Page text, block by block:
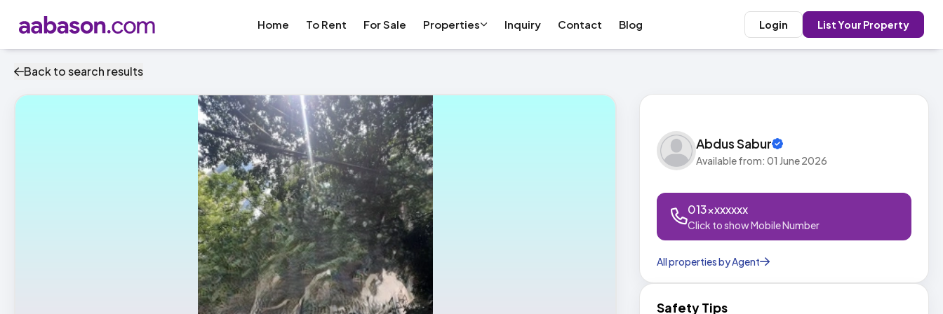
Home To Rent For Sale Properties Inquiry Contact Blog Login List Your Property
Back to search results
Abdus Sabur
Available from: 01 June 2026
013xxxxxxx
Click to show Mobile Number
All properties by Agent
Safety Tips